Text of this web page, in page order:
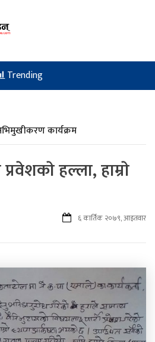
Trending
कार्यक्रम
हल्ला, हाम्राे
६ कार्तिक २०७९, आइतवार